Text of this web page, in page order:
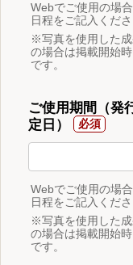
Webでご使用の場
日程をご記入くださ
※写真を使用した
の場合は掲載開始
です。
ご使用期間（発
定日）
Webでご使用の場
日程をご記入くださ
※写真を使用した
の場合は掲載開始
です。